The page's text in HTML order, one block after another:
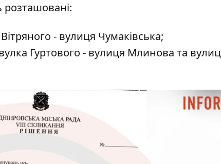
розташовані:
- вулиця Чумаківська;
Гуртового - вулиця Млинова та